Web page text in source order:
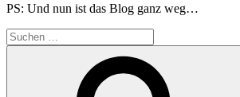
PS: Und nun ist das Blog ganz weg…
Suchen
nach: